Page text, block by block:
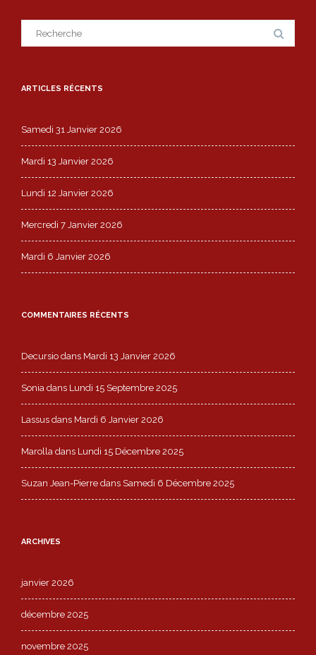
for:
ARTICLES RÉCENTS
Samedi 31 Janvier 2026
Mardi 13 Janvier 2026
Lundi 12 Janvier 2026
Mercredi 7 Janvier 2026
Mardi 6 Janvier 2026
COMMENTAIRES RÉCENTS
Decursio dans Mardi 13 Janvier 2026
Sonia dans Lundi 15 Septembre 2025
Lassus dans Mardi 6 Janvier 2026
Marolla dans Lundi 15 Décembre 2025
Suzan Jean-Pierre dans Samedi 6 Décembre 2025
ARCHIVES
janvier 2026
décembre 2025
novembre 2025